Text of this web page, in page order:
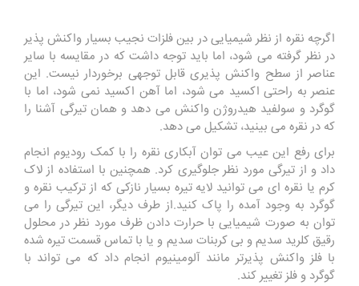
اگرچه نقره از نظر شیمیایی در بین فلزات نجیب بسیار واکنش پذیر
در نظر گرفته می شود، اما باید توجه داشت که در مقایسه با سایر
عناصر از سطح واکنش پذیری قابل توجهی برخوردار نیست. این
عنصر به راحتی اکسید می شود، اما آهن اکسید نمی شود، اما با
گوگرد و سولفید هیدروژن واکنش می دهد و همان تیرگی آشنا را
که در نقره می بینید، تشکیل می دهد.
برای رفع این عیب می توان آبکاری نقره را با کمک رودیوم انجام
داد و از تیرگی مورد نظر جلوگیری کرد. همچنین با استفاده از لاک
کرم یا نقره ای می توانید لایه تیره بسیار نازکی که از ترکیب نقره و
گوگرد به وجود آمده را پاک کنید.از طرف دیگر، این تیرگی را می
توان به صورت شیمیایی با حرارت دادن ظرف مورد نظر در محلول
رقیق کلرید سدیم و بی کربنات سدیم و یا با تماس قسمت تیره شده
با فلز واکنش پذیرتر مانند آلومینیوم انجام داد که می تواند با
گوگرد و فلز تغییر کند.